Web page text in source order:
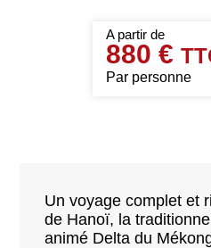
880 €
Par personne
Un voyage complet et
de Hanoï, la
animé Delta du